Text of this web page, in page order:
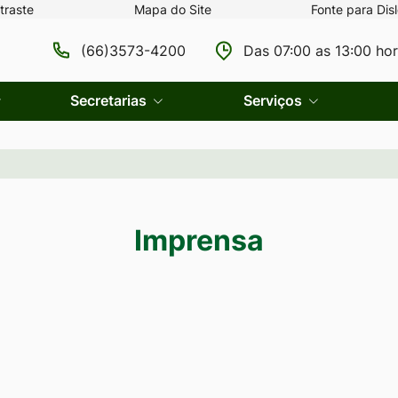
Mapa do Site Fonte para
(66)3573-4200 Das 07:00 as 13:00
Secretarias Serviços
Imprensa